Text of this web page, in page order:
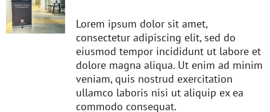
Lorem ipsum dolor sit amet,
consectetur adipiscing elit, sed do
eiusmod tempor incididunt ut labore et
dolore magna aliqua. Ut enim ad minim
veniam, quis nostrud exercitation
ullamco laboris nisi ut aliquip ex ea
commodo consequat.